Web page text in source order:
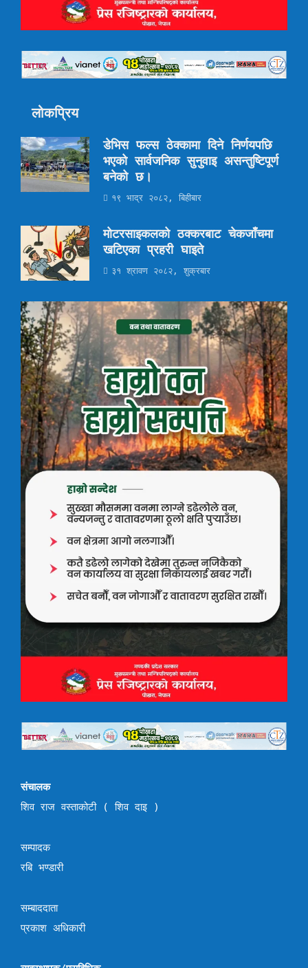
लोकप्रिय
डेभिस फल्स ठेक्कामा दिने निर्णयपछि
भएको सार्वजनिक सुनुवाइ असन्तुष्टिपूर्ण
बनेको छ।
१९ भाद्र २०८२, बिहीबार
मोटरसाइकलको ठक्करबाट चेकजाँचमा
खटिएका प्रहरी घाइते
३१ श्रावण २०८२, शुक्रबार
संचालक
शिव राज वस्ताकोटी ( शिव दाइ )
सम्पादक
रबि भण्डारी
सम्बाददाता
प्रकाश अधिकारी